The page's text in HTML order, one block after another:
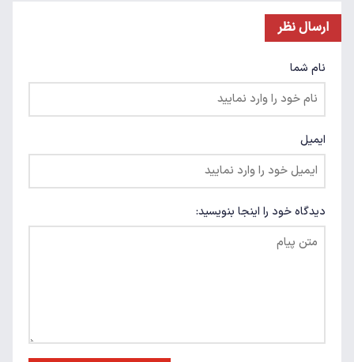
ارسال نظر
نام شما
ایمیل
دیدگاه خود را اینجا بنویسید: